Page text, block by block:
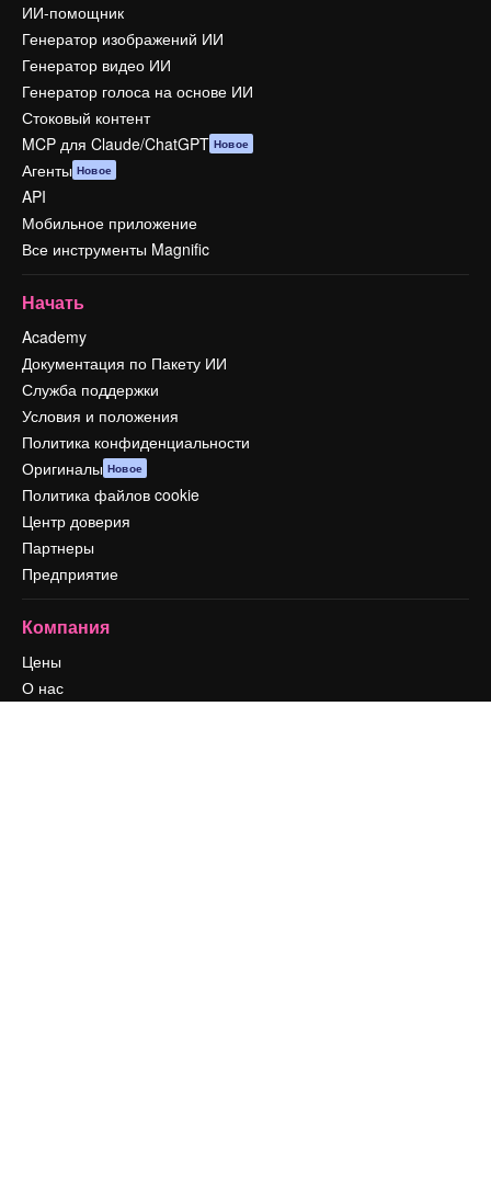
ИИ-помощник
Генератор изображений ИИ
Генератор видео ИИ
Генератор голоса на основе ИИ
Стоковый контент
MCP для Claude/ChatGPT Новое
Агенты Новое
API
Мобильное приложение
Все инструменты Magnific
Начать
Academy
Документация по Пакету ИИ
Служба поддержки
Условия и положения
Политика конфиденциальности
Оригиналы Новое
Политика файлов cookie
Центр доверия
Партнеры
Предприятие
Компания
Цены
О нас